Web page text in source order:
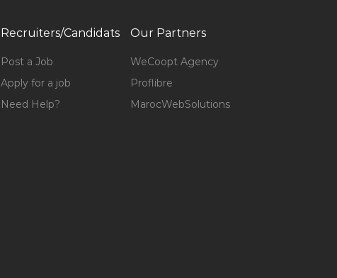
Recruiters/Candidats
Post a Job
Apply for a job
Need Help?
Our Partners
WeCoopt Agency
Proflibre
MarocWebSolutions